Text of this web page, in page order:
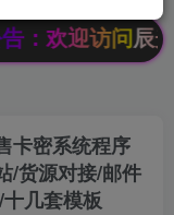
问辰光资源网，
卡密系统程序
/货源对接/邮件
几套模板